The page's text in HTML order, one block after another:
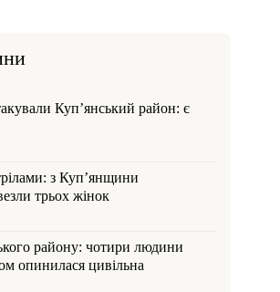
Куп’янський район: є
з Куп’янщини
трьох жінок
району: чотири людини
опинилася цивільна